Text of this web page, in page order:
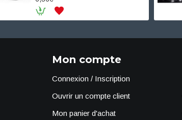
Mon compte
Connexion / Inscription
Ouvrir un compte client
Mon panier d'achat